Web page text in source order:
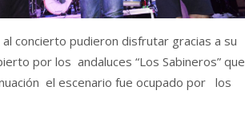
concierto pudieron disfrutar gracias a su
por los andaluces “Los Sabineros” que
el escenario fue ocupado por los